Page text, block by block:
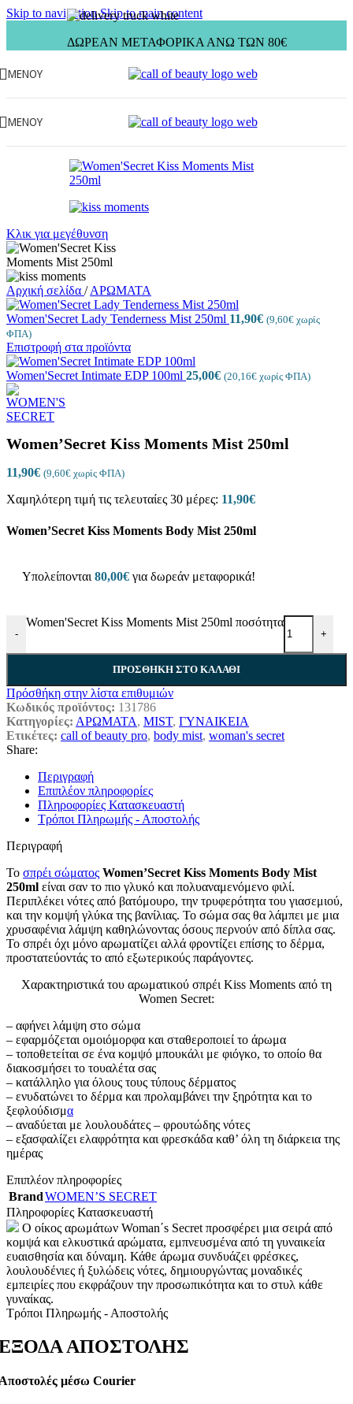
Skip to navigationSkip to main content
ΔΩΡΕΑΝ ΜΕΤΑΦΟΡΙΚΑ ΑΝΩ ΤΩΝ 80€
ΜΕΝΟΥ
ΜΕΝΟΥ
Κλικ για μεγέθυνση
Αρχική σελίδα / ΑΡΩΜΑΤΑ
Women'Secret Lady Tenderness Mist 250ml 11,90€ (9,60€ χωρίς
ΦΠΑ)
Επιστροφή στα προϊόντα
Women'Secret Intimate EDP 100ml 25,00€ (20,16€ χωρίς ΦΠΑ)
Women’Secret Kiss Moments Mist 250ml
11,90€ (9,60€ χωρίς ΦΠΑ)
Χαμηλότερη τιμή τις τελευταίες 30 μέρες: 11,90€
Women’Secret Kiss Moments Body Mist 250ml
Υπολείπονται 80,00€ για δωρεάν μεταφορικά!
-
Women'Secret Kiss Moments Mist 250ml ποσότητα
+
ΠΡΟΣΘΗΚΗ ΣΤΟ ΚΑΛΑΘΙ
Πρόσθήκη στην λίστα επιθυμιών
Κωδικός προϊόντος: 131786
Κατηγορίες: ΑΡΩΜΑΤΑ, MIST, ΓΥΝΑΙΚΕΙΑ
Ετικέτες: call of beauty pro, body mist, woman's secret
Share:
Περιγραφή
Επιπλέον πληροφορίες
Πληροφορίες Κατασκευαστή
Τρόποι Πληρωμής - Αποστολής
Περιγραφή
Το σπρέι σώματος Women’Secret Kiss Moments Body Mist
250ml είναι σαν το πιο γλυκό και πολυαναμενόμενο φιλί.
Περιπλέκει νότες από βατόμουρο, την τρυφερότητα του γιασεμιού,
και την κομψή γλύκα της βανίλιας. Το σώμα σας θα λάμπει με μια
χρυσαφένια λάμψη καθηλώνοντας όσους περνούν από δίπλα σας.
Το σπρέι όχι μόνο αρωματίζει αλλά φροντίζει επίσης το δέρμα,
προστατεύοντάς το από εξωτερικούς παράγοντες.
Χαρακτηριστικά του αρωματικού σπρέι Kiss Moments από τη
Women Secret:
– αφήνει λάμψη στο σώμα
– εφαρμόζεται ομοιόμορφα και σταθεροποιεί το άρωμα
– τοποθετείται σε ένα κομψό μπουκάλι με φιόγκο, το οποίο θα
διακοσμήσει το τουαλέτα σας
– κατάλληλο για όλους τους τύπους δέρματος
– ενυδατώνει το δέρμα και προλαμβάνει την ξηρότητα και το
ξεφλούδισμα
– αναδύεται με λουλουδάτες – φρουτώδης νότες
– εξασφαλίζει ελαφρότητα και φρεσκάδα καθ’ όλη τη διάρκεια της
ημέρας
Επιπλέον πληροφορίες
BrandWOMEN’S SECRET
Πληροφορίες Κατασκευαστή
Ο οίκος αρωμάτων Woman΄s Secret προσφέρει μια σειρά από
κομψά και ελκυστικά αρώματα, εμπνευσμένα από τη γυναικεία
ευαισθησία και δύναμη. Κάθε άρωμα συνδυάζει φρέσκες,
λουλουδένιες ή ξυλώδεις νότες, δημιουργώντας μοναδικές
εμπειρίες που εκφράζουν την προσωπικότητα και το στυλ κάθε
γυναίκας.
Τρόποι Πληρωμής - Αποστολής
ΑΠΟΣΤΟΛΗΣ
μέσω Courier